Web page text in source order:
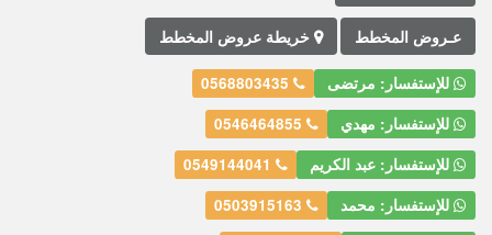
عـروض المخطط خريطة عروض المخطط
للإستفسار: مرتضى
للإستفسار: مهدي
للإستفسار: عبد الكريم
للإستفسار: محمد